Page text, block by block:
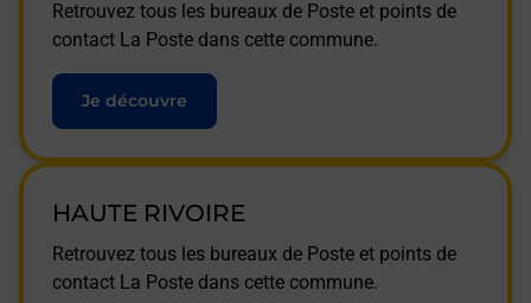
Retrouvez tous les bureaux de Poste et points de
contact La Poste dans cette commune.
Je découvre
HAUTE RIVOIRE
Retrouvez tous les bureaux de Poste et points de
contact La Poste dans cette commune.